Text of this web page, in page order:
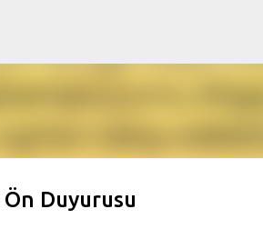
Duyurusu